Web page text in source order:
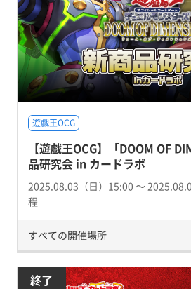
遊戯王OCG
【遊戯王OCG】「DOOM OF
品研究会 in カードラボ
2025.08.03（日）15:00 〜
程
すべての開催場所
終了